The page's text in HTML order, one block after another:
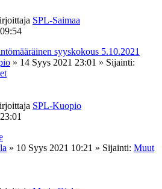
SPL-Saimaa
syyskokous 5.10.2021
» 14 Syys 2021 23:01 » Sijainti:
SPL-Kuopio
» 10 Syys 2021 10:21 » Sijainti: Muut